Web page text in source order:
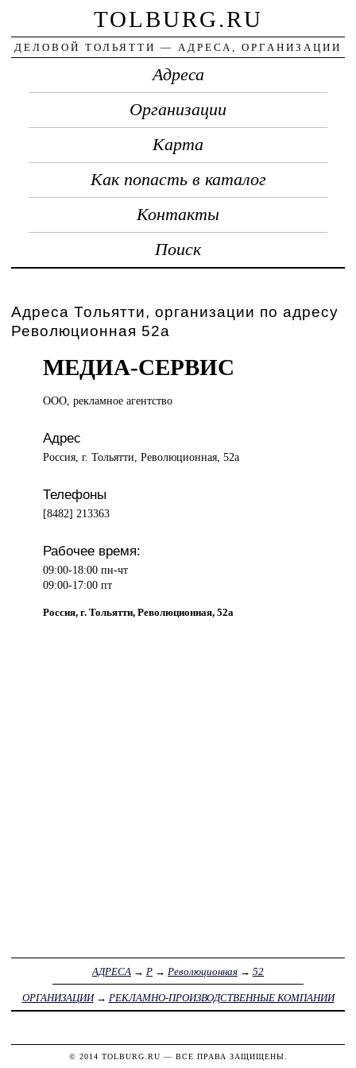
TOLBURG.RU
ДЕЛОВОЙ ТОЛЬЯТТИ — АДРЕСА, ОРГАНИЗАЦИИ
Адреса
Организации
Карта
Как попасть в каталог
Контакты
Поиск
Адреса Тольятти, организации по адресу
Революционная 52а
МЕДИА-СЕРВИС
ООО, рекламноеагентство
Адрес
Россия, г. Тольятти, Революционная, 52а
Телефоны
[8482] 213363
Рабочее время:
09:00-18:00 пн-чт
09:00-17:00 пт
Россия, г. Тольятти, Революционная, 52а
АДРЕСА → Р → Революционная → 52
ОРГАНИЗАЦИИ→ РЕКЛАМНО-ПРОИЗВОДСТВЕННЫЕ КОМПАНИИ
© 2014 TOLBURG.RU — ВСЕ ПРАВА ЗАЩИЩЕНЫ.